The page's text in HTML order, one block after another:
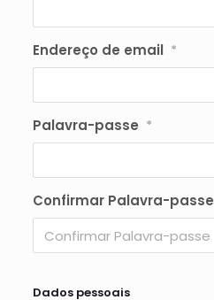
Endereço de email *
Palavra-passe *
Confirmar Palavra-passe
Dados pessoais